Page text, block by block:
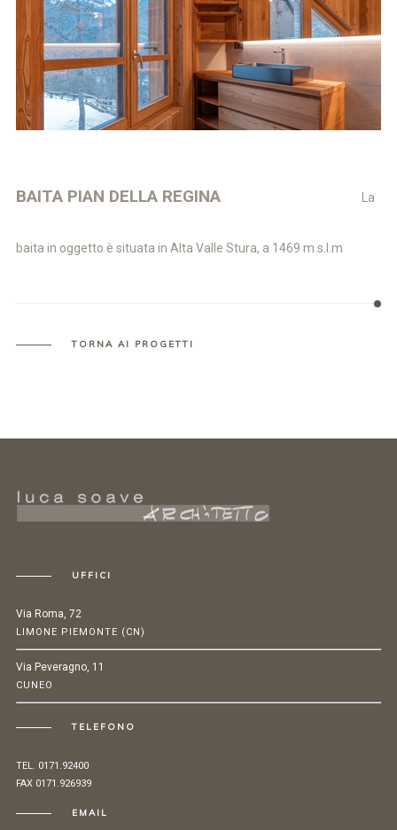
BAITA PIAN DELLA REGINA La
baita in oggetto è situata in Alta Valle Stura, a 1469 m.s.l.m
TORNA AI PROGETTI
UFFICI
Via Roma, 72
LIMONE PIEMONTE (CN)
Via Peveragno, 11
CUNEO
TELEFONO
TEL. 0171.92400
FAX 0171.926939
EMAIL